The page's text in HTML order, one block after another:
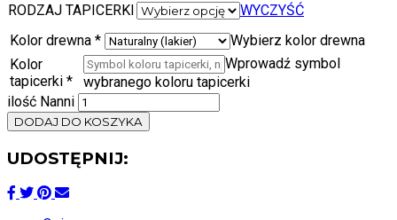
RODZAJ TAPICERKI
WYCZYŚĆ
Kolor drewna *
Wybierz kolor drewna
Kolor
tapicerki *
Wprowadź symbol
wybranego koloru tapicerki
ilość Nanni
DODAJ DO KOSZYKA
UDOSTĘPNIJ: